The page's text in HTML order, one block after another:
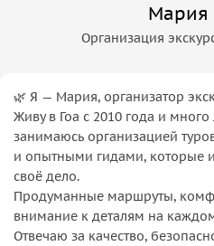
Мария
Организация
🌿 Я — Мария, организатор
Живу в Гоа с 2010 года и
занимаюсь организацией
и опытными гидами, которые
своё дело.
Продуманные маршруты,
внимание к деталям на
Отвечаю за качество,